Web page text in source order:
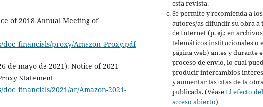
of 2018 Annual Meeting of
doc_financials/proxy/Amazon_Proxy.pdf
de mayo de 2021). Notice of 2021
Statement.
2021/ar/Amazon-2021-
esta revista.
Se permite y recomienda a los
autores/as difundir su obra a
de Internet (p. ej.: en archivos
telemáticos institucionales o
página web) antes y durante
proceso de envío, lo cual
producir intercambios
y aumentar las citas de la
publicada. (VéaseEl efecto del
acceso abierto).